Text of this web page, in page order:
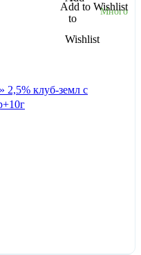
Add to Wishlist
Много
клуб-земл с